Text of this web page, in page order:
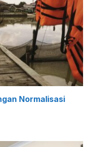
Normalisasi